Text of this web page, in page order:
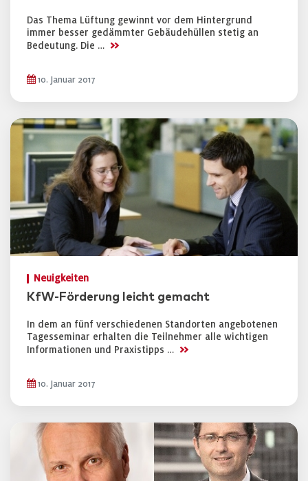
Das Thema Lüftung gewinnt vor dem Hintergrund
immer besser gedämmter Gebäudehüllen stetig an
Bedeutung. Die … >>
10. Januar 2017
Neuigkeiten
KfW-Förderung leicht gemacht
In dem an fünf verschiedenen Standorten angebotenen
Tagesseminar erhalten die Teilnehmer alle wichtigen
Informationen und Praxistipps … >>
10. Januar 2017